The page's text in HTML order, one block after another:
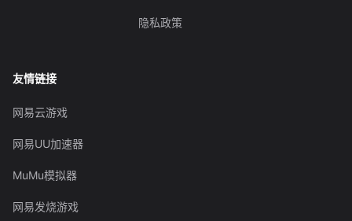
隐私政策
友情链接
网易云游戏
网易UU加速器
MuMu模拟器
网易发烧游戏